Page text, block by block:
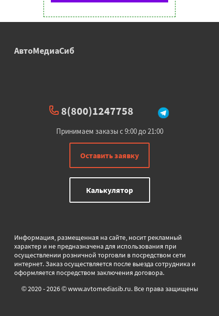
АвтоМедиаСиб
8(800)1247758
Принимаем заказы с 9:00 до 21:00
Оставить заявку
Калькулятор
Информация, размещенная на сайте, носит рекламный
характер и не предназначена для использования при
осуществлении розничной торговли в посредством сети
интернет. Заказ осуществляется после выезда сотрудника и
оформляется посредством заключения договора.
© 2020 - 2026 © www.avtomediasib.ru. Все права защищены